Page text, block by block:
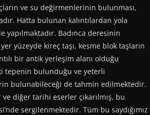
ve su değirmenlerinin bulunması,
Hatta bulunan kalıntılardan yola
yapılmaktadır. Badınca deresinin
yüzeyde kireç taşı, kesme blok taşların
bir antik yerleşim alanı olduğu
tepenin bulunduğu ve yeterli
bulunabileceği de tahmin edilmektedir.
diğer tarihi eserler çıkarılmış, bu
sergilenmektedir. Tüm bu saydığımız